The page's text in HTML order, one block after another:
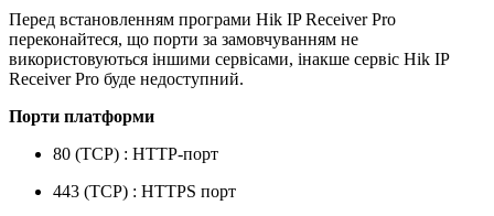
Перед встановленням програми Hik IP Receiver Pro
переконайтеся, що порти за замовчуванням не
використовуються іншими сервісами, інакше сервіс Hik IP
Receiver Pro буде недоступний.
Порти платформи
80 (TCP) : HTTP-порт
443 (TCP) : HTTPS порт